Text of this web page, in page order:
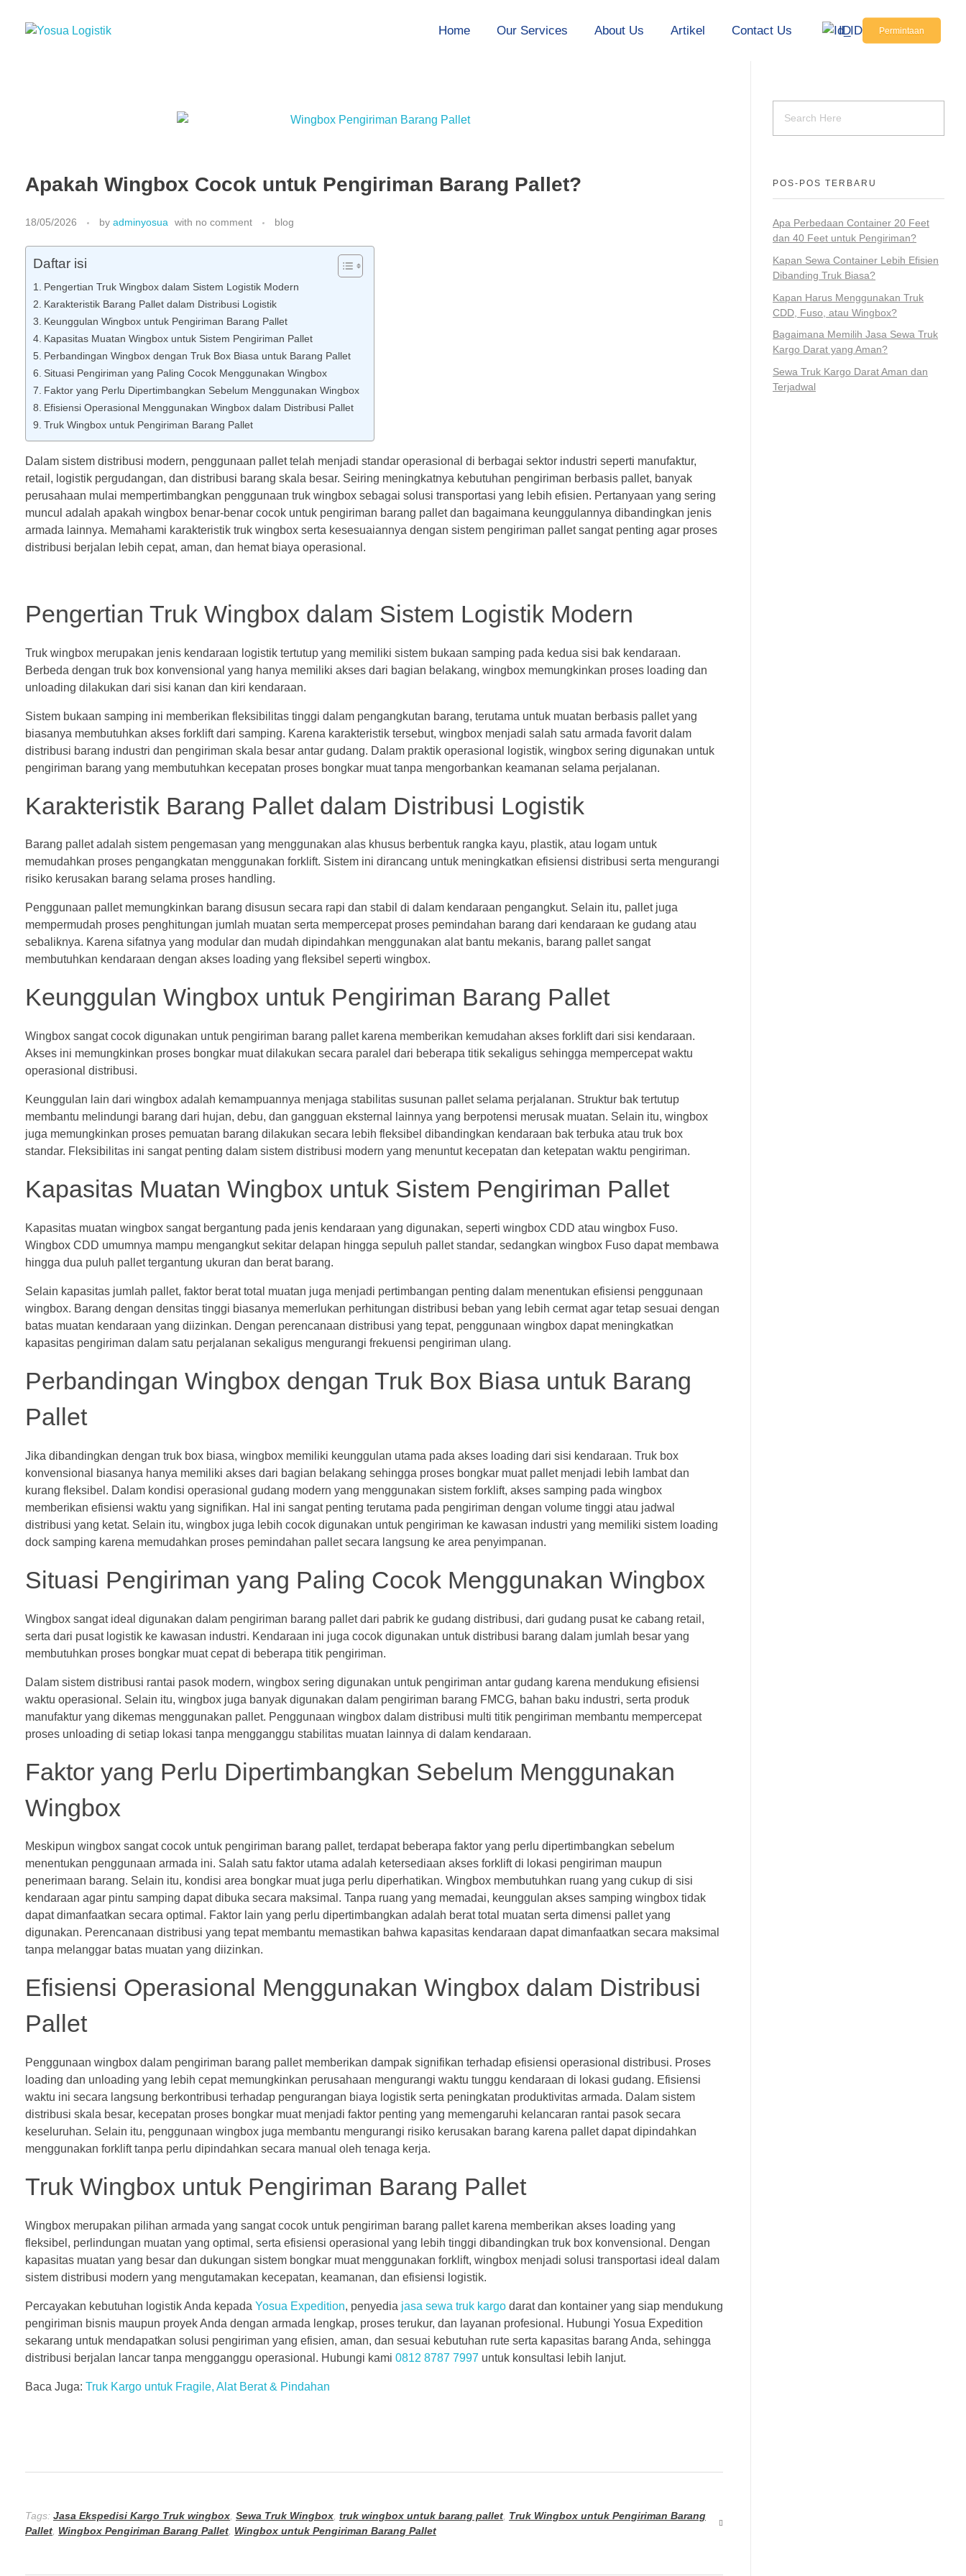
Permintaan
Home Our Services About Us Artikel Contact Us ID
Apakah Wingbox Cocok untuk Pengiriman Barang Pallet?
18/05/2026 by adminyosua with no comment blog
Daftar isi
Pengertian Truk Wingbox dalam Sistem Logistik Modern
Karakteristik Barang Pallet dalam Distribusi Logistik
Keunggulan Wingbox untuk Pengiriman Barang Pallet
Kapasitas Muatan Wingbox untuk Sistem Pengiriman Pallet
Perbandingan Wingbox dengan Truk Box Biasa untuk Barang Pallet
Situasi Pengiriman yang Paling Cocok Menggunakan Wingbox
Faktor yang Perlu Dipertimbangkan Sebelum Menggunakan Wingbox
Efisiensi Operasional Menggunakan Wingbox dalam Distribusi Pallet
Truk Wingbox untuk Pengiriman Barang Pallet
Dalam sistem distribusi modern, penggunaan pallet telah menjadi standar operasional di berbagai sektor industri seperti manufaktur,
retail, logistik pergudangan, dan distribusi barang skala besar. Seiring meningkatnya kebutuhan pengiriman berbasis pallet, banyak
perusahaan mulai mempertimbangkan penggunaan truk wingbox sebagai solusi transportasi yang lebih efisien. Pertanyaan yang sering
muncul adalah apakah wingbox benar-benar cocok untuk pengiriman barang pallet dan bagaimana keunggulannya dibandingkan jenis
armada lainnya. Memahami karakteristik truk wingbox serta kesesuaiannya dengan sistem pengiriman pallet sangat penting agar proses
distribusi berjalan lebih cepat, aman, dan hemat biaya operasional.
Pengertian Truk Wingbox dalam Sistem Logistik Modern
Truk wingbox merupakan jenis kendaraan logistik tertutup yang memiliki sistem bukaan samping pada kedua sisi bak kendaraan.
Berbeda dengan truk box konvensional yang hanya memiliki akses dari bagian belakang, wingbox memungkinkan proses loading dan
unloading dilakukan dari sisi kanan dan kiri kendaraan.
Sistem bukaan samping ini memberikan fleksibilitas tinggi dalam pengangkutan barang, terutama untuk muatan berbasis pallet yang
biasanya membutuhkan akses forklift dari samping. Karena karakteristik tersebut, wingbox menjadi salah satu armada favorit dalam
distribusi barang industri dan pengiriman skala besar antar gudang. Dalam praktik operasional logistik, wingbox sering digunakan untuk
pengiriman barang yang membutuhkan kecepatan proses bongkar muat tanpa mengorbankan keamanan selama perjalanan.
Karakteristik Barang Pallet dalam Distribusi Logistik
Barang pallet adalah sistem pengemasan yang menggunakan alas khusus berbentuk rangka kayu, plastik, atau logam untuk
memudahkan proses pengangkatan menggunakan forklift. Sistem ini dirancang untuk meningkatkan efisiensi distribusi serta mengurangi
risiko kerusakan barang selama proses handling.
Penggunaan pallet memungkinkan barang disusun secara rapi dan stabil di dalam kendaraan pengangkut. Selain itu, pallet juga
mempermudah proses penghitungan jumlah muatan serta mempercepat proses pemindahan barang dari kendaraan ke gudang atau
sebaliknya. Karena sifatnya yang modular dan mudah dipindahkan menggunakan alat bantu mekanis, barang pallet sangat
membutuhkan kendaraan dengan akses loading yang fleksibel seperti wingbox.
Keunggulan Wingbox untuk Pengiriman Barang Pallet
Wingbox sangat cocok digunakan untuk pengiriman barang pallet karena memberikan kemudahan akses forklift dari sisi kendaraan.
Akses ini memungkinkan proses bongkar muat dilakukan secara paralel dari beberapa titik sekaligus sehingga mempercepat waktu
operasional distribusi.
Keunggulan lain dari wingbox adalah kemampuannya menjaga stabilitas susunan pallet selama perjalanan. Struktur bak tertutup
membantu melindungi barang dari hujan, debu, dan gangguan eksternal lainnya yang berpotensi merusak muatan. Selain itu, wingbox
juga memungkinkan proses pemuatan barang dilakukan secara lebih fleksibel dibandingkan kendaraan bak terbuka atau truk box
standar. Fleksibilitas ini sangat penting dalam sistem distribusi modern yang menuntut kecepatan dan ketepatan waktu pengiriman.
Kapasitas Muatan Wingbox untuk Sistem Pengiriman Pallet
Kapasitas muatan wingbox sangat bergantung pada jenis kendaraan yang digunakan, seperti wingbox CDD atau wingbox Fuso.
Wingbox CDD umumnya mampu mengangkut sekitar delapan hingga sepuluh pallet standar, sedangkan wingbox Fuso dapat membawa
hingga dua puluh pallet tergantung ukuran dan berat barang.
Selain kapasitas jumlah pallet, faktor berat total muatan juga menjadi pertimbangan penting dalam menentukan efisiensi penggunaan
wingbox. Barang dengan densitas tinggi biasanya memerlukan perhitungan distribusi beban yang lebih cermat agar tetap sesuai dengan
batas muatan kendaraan yang diizinkan. Dengan perencanaan distribusi yang tepat, penggunaan wingbox dapat meningkatkan
kapasitas pengiriman dalam satu perjalanan sekaligus mengurangi frekuensi pengiriman ulang.
Perbandingan Wingbox dengan Truk Box Biasa untuk Barang
Pallet
Jika dibandingkan dengan truk box biasa, wingbox memiliki keunggulan utama pada akses loading dari sisi kendaraan. Truk box
konvensional biasanya hanya memiliki akses dari bagian belakang sehingga proses bongkar muat pallet menjadi lebih lambat dan
kurang fleksibel. Dalam kondisi operasional gudang modern yang menggunakan sistem forklift, akses samping pada wingbox
memberikan efisiensi waktu yang signifikan. Hal ini sangat penting terutama pada pengiriman dengan volume tinggi atau jadwal
distribusi yang ketat. Selain itu, wingbox juga lebih cocok digunakan untuk pengiriman ke kawasan industri yang memiliki sistem loading
dock samping karena memudahkan proses pemindahan pallet secara langsung ke area penyimpanan.
Situasi Pengiriman yang Paling Cocok Menggunakan Wingbox
Wingbox sangat ideal digunakan dalam pengiriman barang pallet dari pabrik ke gudang distribusi, dari gudang pusat ke cabang retail,
serta dari pusat logistik ke kawasan industri. Kendaraan ini juga cocok digunakan untuk distribusi barang dalam jumlah besar yang
membutuhkan proses bongkar muat cepat di beberapa titik pengiriman.
Dalam sistem distribusi rantai pasok modern, wingbox sering digunakan untuk pengiriman antar gudang karena mendukung efisiensi
waktu operasional. Selain itu, wingbox juga banyak digunakan dalam pengiriman barang FMCG, bahan baku industri, serta produk
manufaktur yang dikemas menggunakan pallet. Penggunaan wingbox dalam distribusi multi titik pengiriman membantu mempercepat
proses unloading di setiap lokasi tanpa mengganggu stabilitas muatan lainnya di dalam kendaraan.
Faktor yang Perlu Dipertimbangkan Sebelum Menggunakan
Wingbox
Meskipun wingbox sangat cocok untuk pengiriman barang pallet, terdapat beberapa faktor yang perlu dipertimbangkan sebelum
menentukan penggunaan armada ini. Salah satu faktor utama adalah ketersediaan akses forklift di lokasi pengiriman maupun
penerimaan barang. Selain itu, kondisi area bongkar muat juga perlu diperhatikan. Wingbox membutuhkan ruang yang cukup di sisi
kendaraan agar pintu samping dapat dibuka secara maksimal. Tanpa ruang yang memadai, keunggulan akses samping wingbox tidak
dapat dimanfaatkan secara optimal. Faktor lain yang perlu dipertimbangkan adalah berat total muatan serta dimensi pallet yang
digunakan. Perencanaan distribusi yang tepat membantu memastikan bahwa kapasitas kendaraan dapat dimanfaatkan secara maksimal
tanpa melanggar batas muatan yang diizinkan.
Efisiensi Operasional Menggunakan Wingbox dalam Distribusi
Pallet
Penggunaan wingbox dalam pengiriman barang pallet memberikan dampak signifikan terhadap efisiensi operasional distribusi. Proses
loading dan unloading yang lebih cepat memungkinkan perusahaan mengurangi waktu tunggu kendaraan di lokasi gudang. Efisiensi
waktu ini secara langsung berkontribusi terhadap pengurangan biaya logistik serta peningkatan produktivitas armada. Dalam sistem
distribusi skala besar, kecepatan proses bongkar muat menjadi faktor penting yang memengaruhi kelancaran rantai pasok secara
keseluruhan. Selain itu, penggunaan wingbox juga membantu mengurangi risiko kerusakan barang karena pallet dapat dipindahkan
menggunakan forklift tanpa perlu dipindahkan secara manual oleh tenaga kerja.
Truk Wingbox untuk Pengiriman Barang Pallet
Wingbox merupakan pilihan armada yang sangat cocok untuk pengiriman barang pallet karena memberikan akses loading yang
fleksibel, perlindungan muatan yang optimal, serta efisiensi operasional yang lebih tinggi dibandingkan truk box konvensional. Dengan
kapasitas muatan yang besar dan dukungan sistem bongkar muat menggunakan forklift, wingbox menjadi solusi transportasi ideal dalam
sistem distribusi modern yang mengutamakan kecepatan, keamanan, dan efisiensi logistik.
Percayakan kebutuhan logistik Anda kepada Yosua Expedition, penyedia jasa sewa truk kargo darat dan kontainer yang siap mendukung
pengiriman bisnis maupun proyek Anda dengan armada lengkap, proses terukur, dan layanan profesional. Hubungi Yosua Expedition
sekarang untuk mendapatkan solusi pengiriman yang efisien, aman, dan sesuai kebutuhan rute serta kapasitas barang Anda, sehingga
distribusi berjalan lancar tanpa mengganggu operasional. Hubungi kami 0812 8787 7997 untuk konsultasi lebih lanjut.
Baca Juga: Truk Kargo untuk Fragile, Alat Berat & Pindahan
Tags: Jasa Ekspedisi Kargo Truk wingbox Sewa Truk Wingbox truk wingbox untuk barang pallet Truk Wingbox untuk Pengiriman Barang
Pallet Wingbox Pengiriman Barang Pallet Wingbox untuk Pengiriman Barang Pallet
POS-POS TERBARU
Apa Perbedaan Container 20 Feet
dan 40 Feet untuk Pengiriman?
Kapan Sewa Container Lebih Efisien
Dibanding Truk Biasa?
Kapan Harus Menggunakan Truk
CDD, Fuso, atau Wingbox?
Bagaimana Memilih Jasa Sewa Truk
Kargo Darat yang Aman?
Sewa Truk Kargo Darat Aman dan
Terjadwal